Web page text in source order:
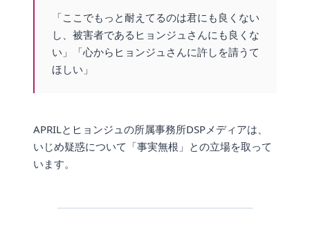
「ここでもっと耐えてるのは君にも良くない
し、被害者であるヒョンジュさんにも良くな
い」「心からヒョンジュさんに許しを請うて
ほしい」
APRILとヒョンジュの所属事務所DSPメディアは、
いじめ疑惑について「事実無根」との立場を取って
います。